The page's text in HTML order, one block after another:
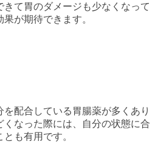
て胃のダメージも少なくなって
が期待できます。
配合している胃腸薬が多くあり
くなった際には、自分の状態に合
も有用です。